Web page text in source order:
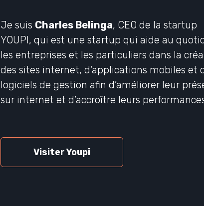
Je suis Charles Belinga, CEO de la startup
YOUPI, qui est une startup qui aide au
les entreprises et les particuliers dans la
des sites internet, d'applications mobiles et
logiciels de gestion afin d’améliorer leur
sur internet et d’accroître leurs
Visiter Youpi